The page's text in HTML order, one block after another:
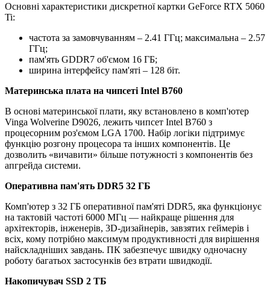
Основні характеристики дискретної картки GeForce RTX 5060
Ti:
частота за замовчуванням – 2.41 ГГц; максимальна – 2.57
ГГц;
пам'ять GDDR7 об'ємом 16 ГБ;
ширина інтерфейсу пам'яті – 128 біт.
Материнська плата на чипсеті Intel B760
В основі материнської плати, яку встановлено в комп'ютер
Vinga Wolverine D9026, лежить чипсет Intel B760 з
процесорним роз'ємом LGA 1700. Набір логіки підтримує
функцію розгону процесора та інших компонентів. Це
дозволить «вичавити» більше потужності з компонентів без
апгрейда системи.
Оперативна пам'ять DDR5 32 ГБ
Комп'ютер з 32 ГБ оперативної пам'яті DDR5, яка функціонує
на тактовій частоті 6000 МГц — найкраще рішення для
архітекторів, інженерів, 3D-дизайнерів, завзятих геймерів і
всіх, кому потрібно максимум продуктивності для вирішення
найскладніших завдань. ПК забезпечує швидку одночасну
роботу багатьох застосунків без втрати швидкодії.
Накопичувач SSD 2 ТБ